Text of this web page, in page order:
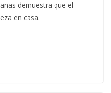
demuestra que el
en casa.